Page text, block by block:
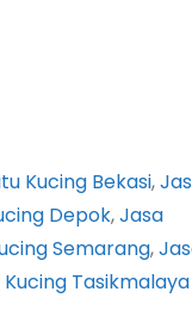
Kucing Bekasi,
Depok, Jasa
Semarang,
Tasikmalaya